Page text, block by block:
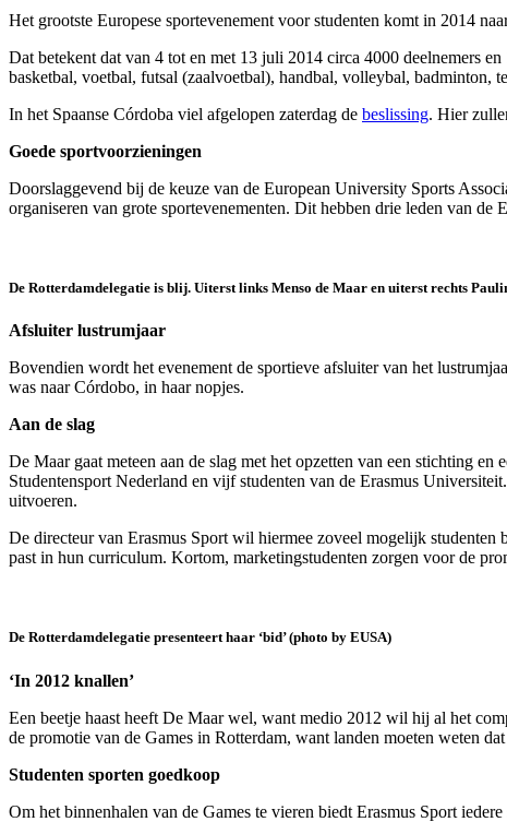
Het grootste Europese sportevenement voor studenten komt in 2014
Dat betekent dat van 4 tot en met 13 juli 2014 circa 4000 deelnemers
basketbal, voetbal, futsal (zaalvoetbal), handbal, volleybal, badminton,
In het Spaanse Córdoba viel afgelopen zaterdag de beslissing. Hier
Goede sportvoorzieningen
Doorslaggevend bij de keuze van de European University Sports
organiseren van grote sportevenementen. Dit hebben drie leden van
De Rotterdamdelegatie is blij. Uiterst links Menso de Maar en uiterst rechts
Afsluiter lustrumjaar
Bovendien wordt het evenement de sportieve afsluiter van het
was naar Córdobo, in haar nopjes.
Aan de slag
De Maar gaat meteen aan de slag met het opzetten van een stichting
Studentensport Nederland en vijf studenten van de Erasmus
uitvoeren.
De directeur van Erasmus Sport wil hiermee zoveel mogelijk
past in hun curriculum. Kortom, marketingstudenten zorgen voor de
De Rotterdamdelegatie presenteert haar ‘bid’ (photo by EUSA)
‘In 2012 knallen’
Een beetje haast heeft De Maar wel, want medio 2012 wil hij al het
de promotie van de Games in Rotterdam, want landen moeten weten
Studenten sporten goedkoop
Om het binnenhalen van de Games te vieren biedt Erasmus Sport